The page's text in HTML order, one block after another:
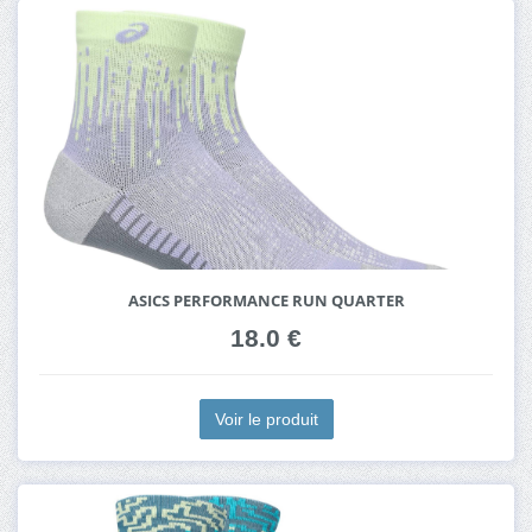
ASICS PERFORMANCE RUN QUARTER
18.0 €
Voir le produit